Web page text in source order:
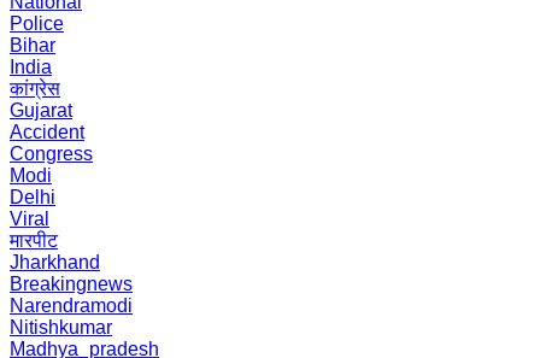
Police
Bihar
India
कांग्रेस
Gujarat
Accident
Congress
Modi
Delhi
Viral
मारपीट
Jharkhand
Breakingnews
Narendramodi
Nitishkumar
Madhya_pradesh